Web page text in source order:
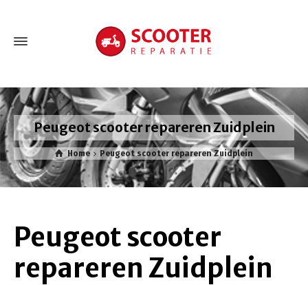
Peugeot scooter repareren Zuidplein
Home Peugeot scooter repareren Zuidplein
Peugeot scooter
repareren Zuidplein